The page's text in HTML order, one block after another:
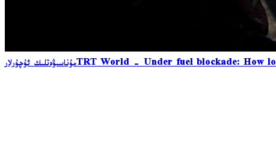
مۇناسىۋەتلىك ئۇچۇرلارTRT World - Under fuel blockade: How